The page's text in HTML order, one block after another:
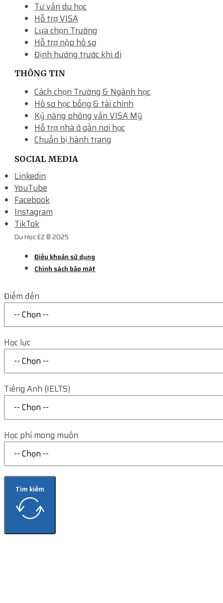
Tư vấn du học
Hỗ trợ VISA
Lựa chọn Trường
Hỗ trợ nộp hồ sơ
Định hướng trước khi đi
THÔNG TIN
Cách chọn Trường & Ngành học
Hồ sơ học bổng & tài chính
Kỷ năng phỏng vấn VISA Mỹ
Hỗ trợ nhà ở gần nơi học
Chuẩn bị hành trang
SOCIAL MEDIA
Linkedin
YouTube
Facebook
Instagram
TikTok
Du Học EZ © 2025
Điều khoản sử dụng
Chính sách bảo mật
Điểm đến
Học lực
Tiếng Anh (IELTS)
Học phí mong muốn
Tìm kiếm